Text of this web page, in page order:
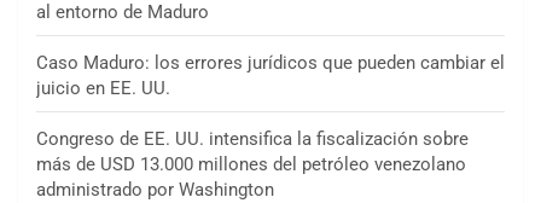
al entorno de Maduro
Caso Maduro: los errores jurídicos que pueden cambiar el
juicio en EE. UU.
Congreso de EE. UU. intensifica la fiscalización sobre
más de USD 13.000 millones del petróleo venezolano
administrado por Washington